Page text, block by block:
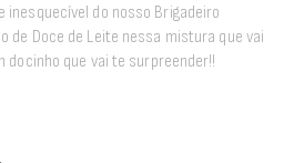
inesquecível do nosso Brigadeiro
de Doce de Leite nessa mistura que vai
docinho que vai te surpreender!!